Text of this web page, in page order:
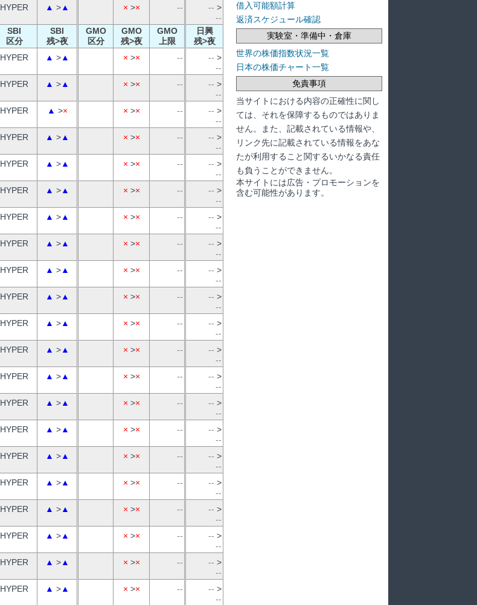
HYPER ▲ >▲ × >× -- -- >
--
SBI
区分
SBI
残>夜
GMO
区分
GMO
残>夜
GMO
上限
日興
残>夜
HYPER ▲ >▲ × >× -- -- >
--
HYPER ▲ >▲ × >× -- -- >
--
HYPER ▲ >× × >× -- -- >
--
HYPER ▲ >▲ × >× -- -- >
--
HYPER ▲ >▲ × >× -- -- >
--
HYPER ▲ >▲ × >× -- -- >
--
HYPER ▲ >▲ × >× -- -- >
--
HYPER ▲ >▲ × >× -- -- >
--
HYPER ▲ >▲ × >× -- -- >
--
HYPER ▲ >▲ × >× -- -- >
--
HYPER ▲ >▲ × >× -- -- >
--
HYPER ▲ >▲ × >× -- -- >
--
HYPER ▲ >▲ × >× -- -- >
--
HYPER ▲ >▲ × >× -- -- >
--
HYPER ▲ >▲ × >× -- -- >
--
HYPER ▲ >▲ × >× -- -- >
--
HYPER ▲ >▲ × >× -- -- >
--
HYPER ▲ >▲ × >× -- -- >
--
HYPER ▲ >▲ × >× -- -- >
--
HYPER ▲ >▲ × >× -- -- >
--
HYPER ▲ >▲ × >× -- -- >
--
借入可能額計算
返済スケジュール確認
実験室・準備中・倉庫
世界の株価指数状況一覧
日本の株価チャート一覧
免責事項
当サイトにおける内容の正確性に関し
ては、それを保障するものではありま
せん。また、記載されている情報や、
リンク先に記載されている情報をあな
たが利用すること関するいかなる責任
も負うことができません。
本サイトには広告・プロモーションを
含む可能性があります。